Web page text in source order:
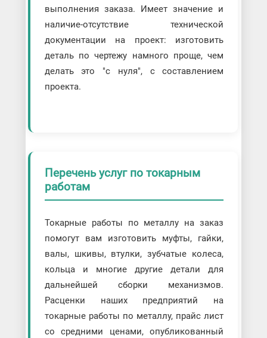
выполнения заказа. Имеет значение и
наличие-отсутствие технической
документации на проект: изготовить
деталь по чертежу намного проще, чем
делать это "с нуля", с составлением
проекта.
Перечень услуг по токарным
работам
Токарные работы по металлу на заказ
помогут вам изготовить муфты, гайки,
валы, шкивы, втулки, зубчатые колеса,
кольца и многие другие детали для
дальнейшей сборки механизмов.
Расценки наших предприятий на
токарные работы по металлу, прайс лист
со средними ценами, опубликованный